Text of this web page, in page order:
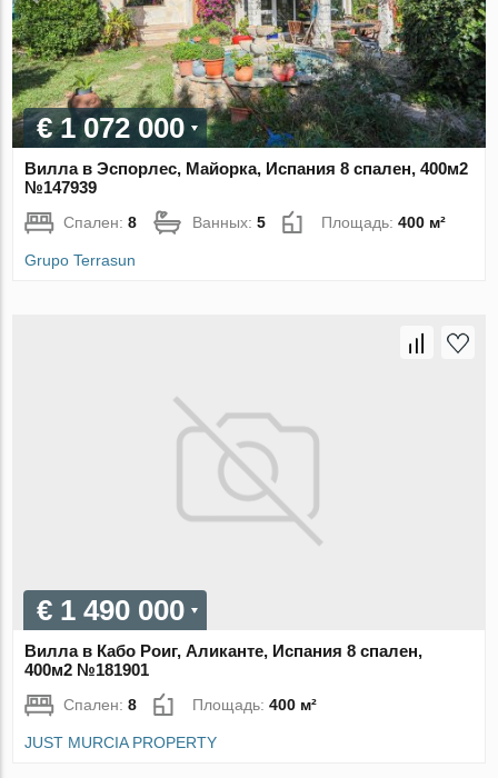
€ 1 072 000
Вилла в Эспорлес, Майорка, Испания 8 спален, 400м2
№147939
Спален:8 Ванных:5 Площадь:400 м²
Grupo Terrasun
€ 1 490 000
Вилла в Кабо Роиг, Аликанте, Испания 8 спален,
400м2 №181901
Спален:8 Площадь:400 м²
JUST MURCIA PROPERTY